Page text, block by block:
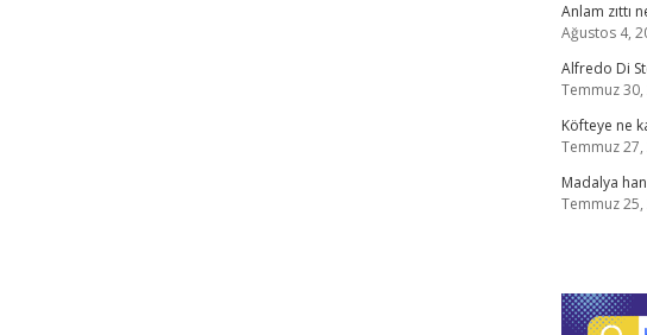
Anlam zıttı
Ağustos 4,
Alfredo Di
Temmuz 30,
Köfteye ne
Temmuz 27,
Madalya
Temmuz 25,